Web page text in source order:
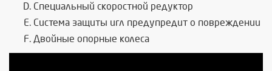
Специальный скоростной редуктор
Система защиты игл предупредит о повреждении
Двойные опорные колеса